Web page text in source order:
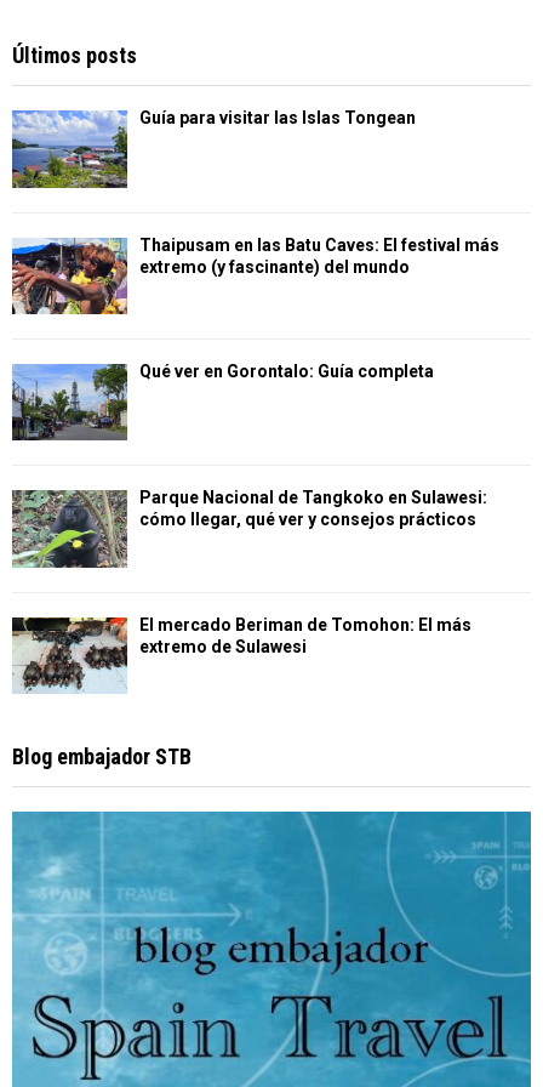
Últimos posts
Guía para visitar las Islas Tongean
Thaipusam en las Batu Caves: El festival más
extremo (y fascinante) del mundo
Qué ver en Gorontalo: Guía completa
Parque Nacional de Tangkoko en Sulawesi:
cómo llegar, qué ver y consejos prácticos
El mercado Beriman de Tomohon: El más
extremo de Sulawesi
Blog embajador STB